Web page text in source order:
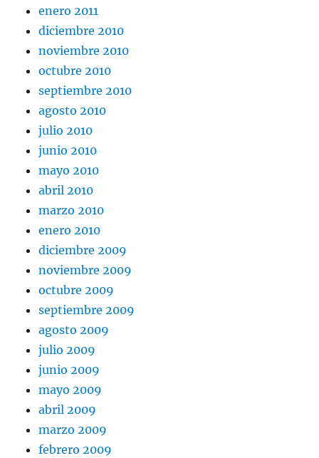
enero 2011
diciembre 2010
noviembre 2010
octubre 2010
septiembre 2010
agosto 2010
julio 2010
junio 2010
mayo 2010
abril 2010
marzo 2010
enero 2010
diciembre 2009
noviembre 2009
octubre 2009
septiembre 2009
agosto 2009
julio 2009
junio 2009
mayo 2009
abril 2009
marzo 2009
febrero 2009